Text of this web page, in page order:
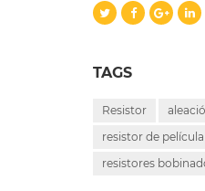
TAGS
Resistor
resistor de
resistores